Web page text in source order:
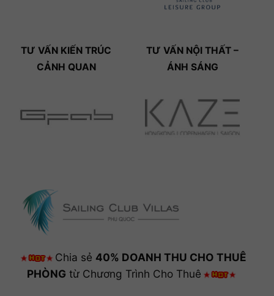
TƯ VẤN KIẾN TRÚC
CẢNH QUAN
TƯ VẤN NỘI THẤT –
ÁNH SÁNG
Chia sẻ 40% DOANH THU CHO THUÊ
PHÒNG từ Chương Trình Cho Thuê